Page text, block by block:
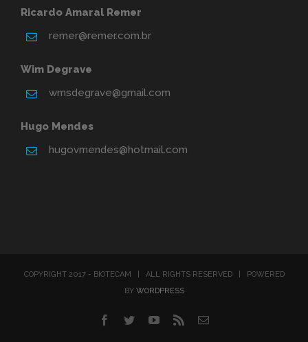
Ricardo Amaral Remer
remer@remer.com.br
Wim Degrave
wmsdegrave@gmail.com
Hugo Mendes
hugovmendes@hotmail.com
COPYRIGHT 2017 - BIOTECAM | ALL RIGHTS RESERVED | POWERED
BY WORDPRESS
Facebook
TwitterYouTube
Rss Email